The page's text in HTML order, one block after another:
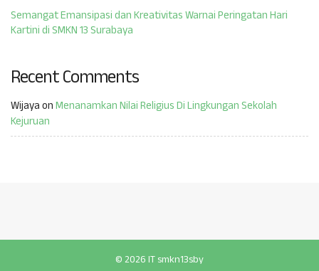
Semangat Emansipasi dan Kreativitas Warnai Peringatan Hari
Kartini di SMKN 13 Surabaya
Recent Comments
WijayaonMenanamkan Nilai Religius Di Lingkungan Sekolah
Kejuruan
© 2026 IT smkn13sby